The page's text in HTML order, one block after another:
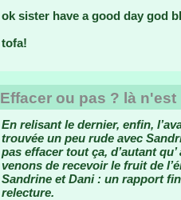
ok sister have a good day god
tofa!
Effacer ou pas ? là
En relisant le dernier, enfin,
trouvée un peu rude avec
pas effacer tout ça, d’autant
venons de recevoir le fruit de
Sandrine et Dani : un rapport
relecture.